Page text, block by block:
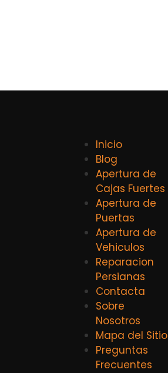
Inicio
Blog
Apertura de
Cajas Fuertes
Apertura de
Puertas
Apertura de
Vehiculos
Reparacion
Persianas
Contacta
Sobre
Nosotros
Mapa del Sitio
Preguntas
Frecuentes